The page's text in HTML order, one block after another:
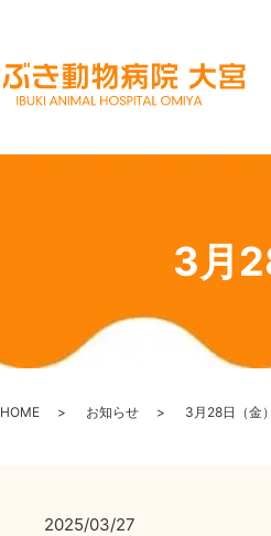
3月
HOME お知らせ 3月28日（金
2025/03/27